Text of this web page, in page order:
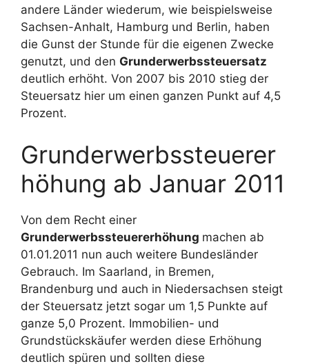
andere Länder wiederum, wie beispielsweise
Sachsen-Anhalt, Hamburg und Berlin, haben
die Gunst der Stunde für die eigenen Zwecke
genutzt, und den Grunderwerbssteuersatz
deutlich erhöht. Von 2007 bis 2010 stieg der
Steuersatz hier um einen ganzen Punkt auf 4,5
Prozent.
Grunderwerbssteuerer
höhung ab Januar 2011
Von dem Recht einer
Grunderwerbssteuererhöhung machen ab
01.01.2011 nun auch weitere Bundesländer
Gebrauch. Im Saarland, in Bremen,
Brandenburg und auch in Niedersachsen steigt
der Steuersatz jetzt sogar um 1,5 Punkte auf
ganze 5,0 Prozent. Immobilien- und
Grundstückskäufer werden diese Erhöhung
deutlich spüren und sollten diese